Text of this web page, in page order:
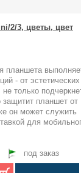
2/3, цветы, цвет
планшета
- от
только
планшет от
он может служить
для
под заказ